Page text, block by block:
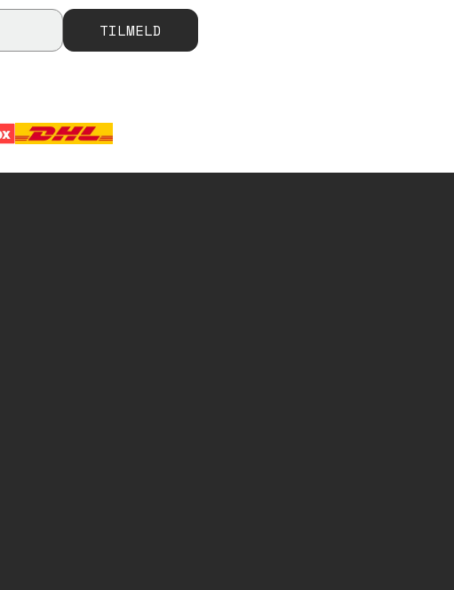
TILMELD